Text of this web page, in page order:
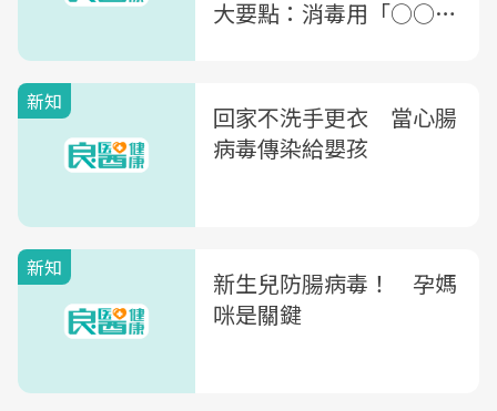
大要點：消毒用「○○」
新知
回家不洗手更衣 當心腸
病毒傳染給嬰孩
新知
新生兒防腸病毒！ 孕媽
咪是關鍵